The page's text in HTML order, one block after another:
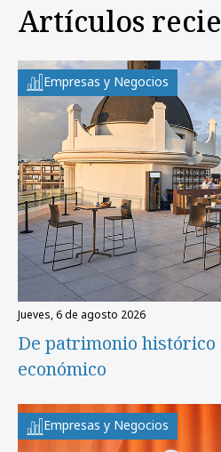
Artículos
Empresas y Negocios
jueves, 6 de agosto 2026
De patrimonio
económico
Empresas y Negocios